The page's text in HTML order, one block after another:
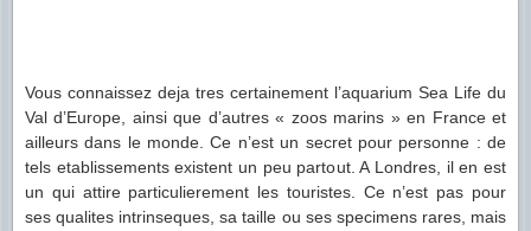
Vous connaissez deja tres certainement l’aquarium Sea Life du
Val d’Europe, ainsi que d’autres « zoos marins » en France et
ailleurs dans le monde. Ce n’est un secret pour personne : de
tels etablissements existent un peu partout. A Londres, il en est
un qui attire particulierement les touristes. Ce n’est pas pour
ses qualites intrinseques, sa taille ou ses specimens rares, mais